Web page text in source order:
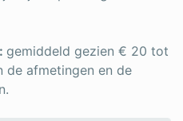
gemiddeld gezien € 20 tot
de afmetingen en de